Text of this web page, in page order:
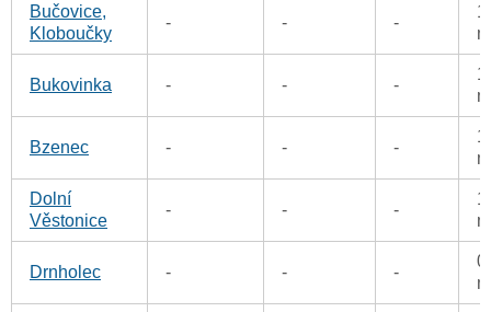
Bučovice,
Kloboučky
- - -
Bukovinka - - -
Bzenec - - -
Dolní
Věstonice
- - -
Drnholec - - -